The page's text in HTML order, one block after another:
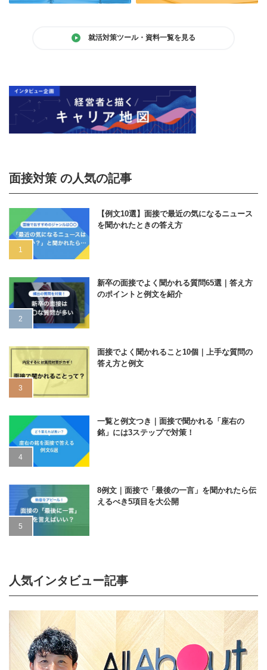
就活対策ツール・資料一覧を見る
面接対策 の人気の記事
【例文10選】面接で最近の気になるニュース
を聞かれたときの答え方
新卒の面接でよく聞かれる質問65選｜答え方
のポイントと例文を紹介
面接でよく聞かれること10個｜上手な質問の
答え方と例文
一覧と例文つき｜面接で聞かれる「座右の
銘」には3ステップで対策！
8例文｜面接で「最後の一言」を聞かれたら伝
えるべき5項目を大公開
人気インタビュー記事